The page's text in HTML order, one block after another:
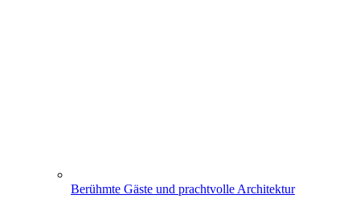
Berühmte Gäste und prachtvolle Architektur